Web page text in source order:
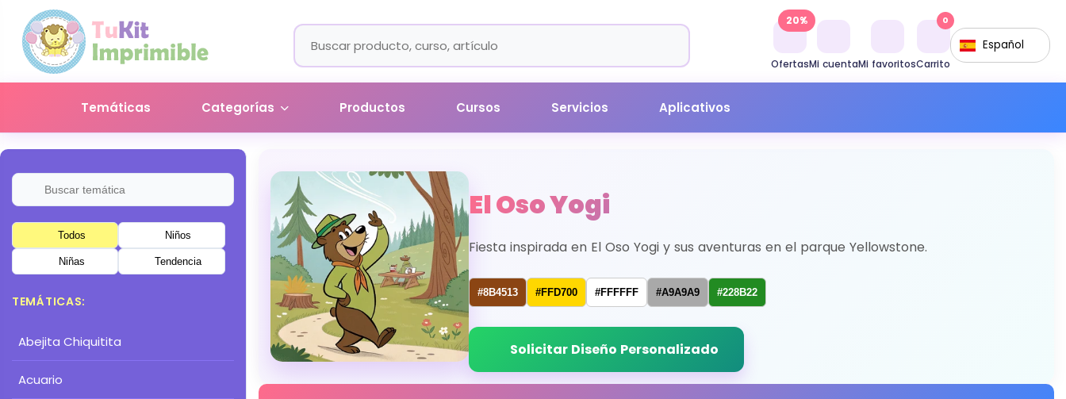
Ofertas
20%
Mi cuentaMi favoritosCarrito
0
Español
Temáticas Categorías Productos Cursos Servicios Aplicativos
Todos Niños
Niñas Tendencia
TEMÁTICAS:
Abejita Chiquitita
Acuario
El Oso Yogi
Fiesta inspirada en El Oso Yogi y sus aventuras en el parque Yellowstone.
#8B4513 #FFD700 #FFFFFF #A9A9A9 #228B22
Solicitar Diseño Personalizado